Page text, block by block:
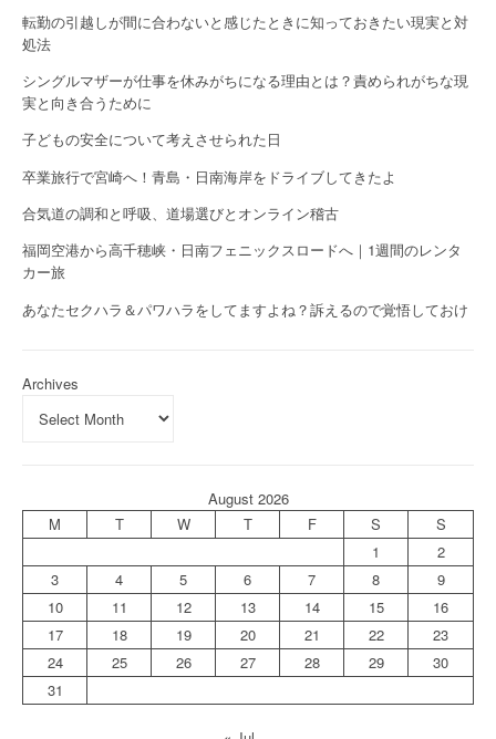
転勤の引越しが間に合わないと感じたときに知っておきたい現実と対
処法
シングルマザーが仕事を休みがちになる理由とは？責められがちな現
実と向き合うために
子どもの安全について考えさせられた日
卒業旅行で宮崎へ！青島・日南海岸をドライブしてきたよ
合気道の調和と呼吸、道場選びとオンライン稽古
福岡空港から高千穂峡・日南フェニックスロードへ｜1週間のレンタ
カー旅
あなたセクハラ＆パワハラをしてますよね？訴えるので覚悟しておけ
Archives
August 2026
M
T W T F S
S
1
2
3
4 5 6 7 8
9
10
11 12 13 14 15
16
17
18 19 20 21 22
23
24
25 26 27 28 29
30
31